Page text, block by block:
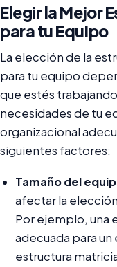
Elegir la Mejor
para tu Equipo
La elección de la
para tu equipo
que estés
necesidades de tu
organizacional
siguientes factores:
Tamaño del
afectar la
Por ejemplo, una
adecuada para
estructura